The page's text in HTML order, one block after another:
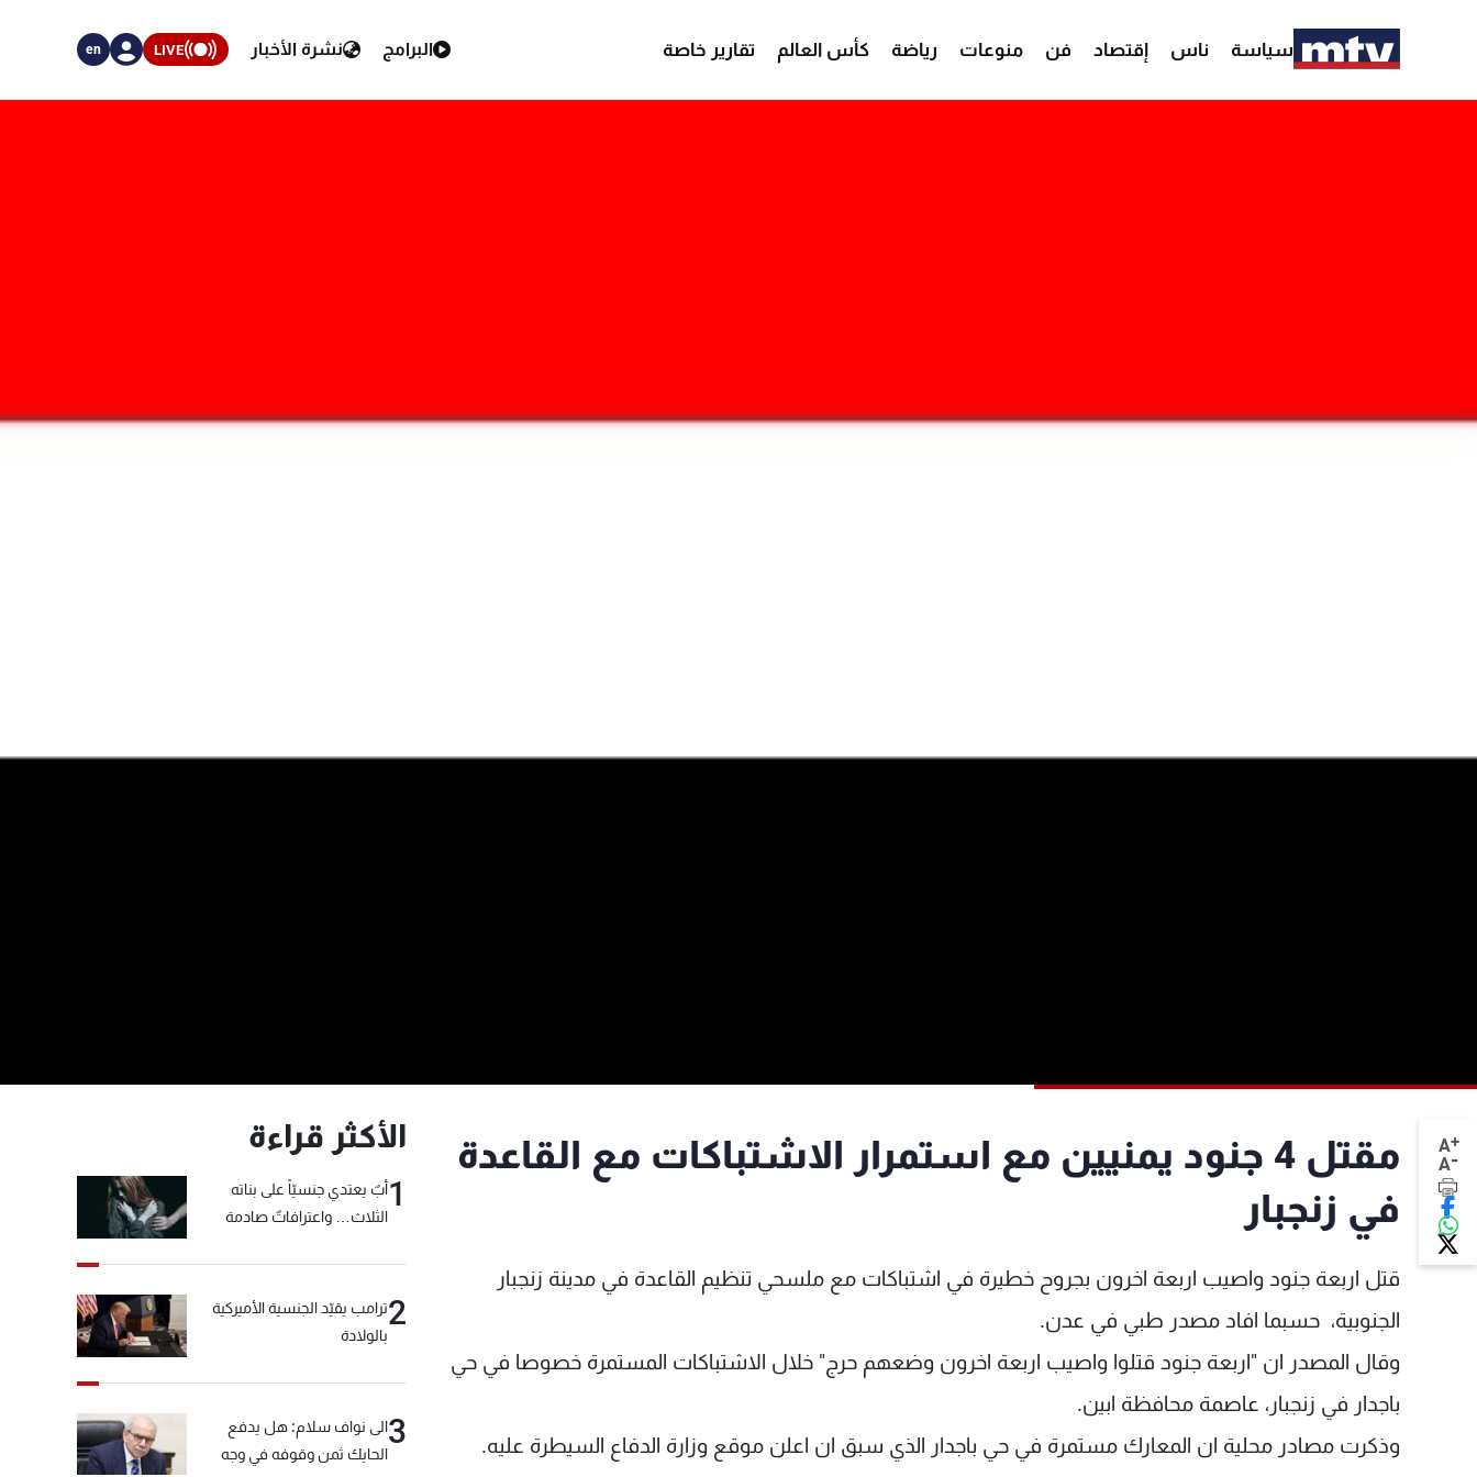
سياسة ناس إقتصاد فن منوعات رياضة كأس العالم تقارير خاصة البرامج نشرة الأخبار LIVE
en
A+
A-
مقتل 4 جنود يمنيين مع استمرار الاشتباكات مع القاعدة
في زنجبار
قتل اربعة جنود واصيب اربعة اخرون بجروح خطيرة في اشتباكات مع ملسحي تنظيم القاعدة في مدينة زنجبار
الجنوبية، حسبما افاد مصدر طبي في عدن.
وقال المصدر ان "اربعة جنود قتلوا واصيب اربعة اخرون وضعهم حرج" خلال الاشتباكات المستمرة خصوصا في حي
باجدار في زنجبار، عاصمة محافظة ابين.
وذكرت مصادر محلية ان المعارك مستمرة في حي باجدار الذي سبق ان اعلن موقع وزارة الدفاع السيطرة عليه.
الأكثر قراءة
1أبٌ يعتدي جنسيّاً على بناته
الثلاث… واعترافاتٌ صادمة
2ترامب يقيّد الجنسية الأميركية
بالولادة
3الى نواف سلام: هل يدفع
الحايك ثمن وقوفه في وجه